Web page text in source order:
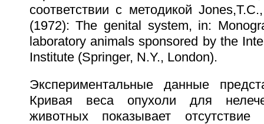
соответствии с методикой
(1972): The genital system, in:
laboratory animals sponsored by the
Institute (Springer, N.Y., London).
Экспериментальные данные
Кривая веса опухоли для
животных показывает отсутствие